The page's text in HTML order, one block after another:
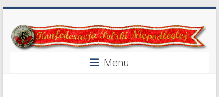
treści
Konfederacja
Polski
NiepodległejMenu